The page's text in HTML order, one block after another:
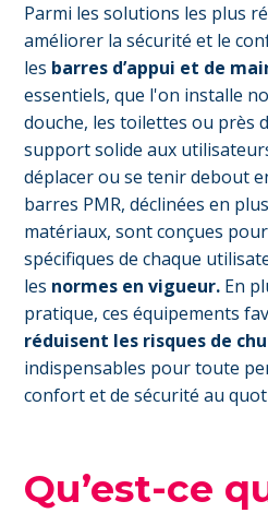
Parmi les solutions les plus
améliorer la sécurité et le
les barres d’appui et de
essentiels, que l'on installe
douche, les toilettes ou près
support solide aux
déplacer ou se tenir debout
barres PMR, déclinées en
matériaux, sont conçues
spécifiques de chaque
les normes en vigueur. En
pratique, ces équipements
réduisent les risques de
indispensables pour toute
confort et de sécurité au
Qu’est-ce